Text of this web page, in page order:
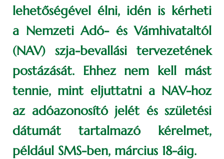
lehetőségével élni, idén is kérheti
a Nemzeti Adó- és Vámhivataltól
(NAV) szja-bevallási tervezetének
postázását. Ehhez nem kell mást
tennie, mint eljuttatni a NAV-hoz
az adóazonosító jelét és születési
dátumát tartalmazó kérelmet,
például SMS-ben, március 18-áig.